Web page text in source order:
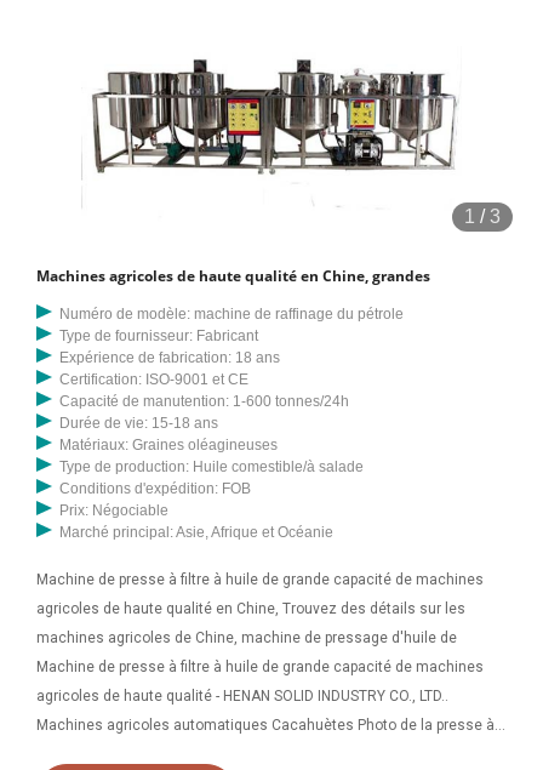
1 /3
Machines agricoles de haute qualité en Chine, grandes
Numéro de modèle: machine de raffinage du pétrole
Type de fournisseur: Fabricant
Expérience de fabrication: 18 ans
Certification: ISO-9001 et CE
Capacité de manutention: 1-600 tonnes/24h
Durée de vie: 15-18 ans
Matériaux: Graines oléagineuses
Type de production: Huile comestible/à salade
Conditions d'expédition: FOB
Prix: Négociable
Marché principal: Asie, Afrique et Océanie
Machine de presse à filtre à huile de grande capacité de machines
agricoles de haute qualité en Chine, Trouvez des détails sur les
machines agricoles de Chine, machine de pressage d'huile de
Machine de presse à filtre à huile de grande capacité de machines
agricoles de haute qualité - HENAN SOLID INDUSTRY CO., LTD..
Machines agricoles automatiques Cacahuètes Photo de la presse à